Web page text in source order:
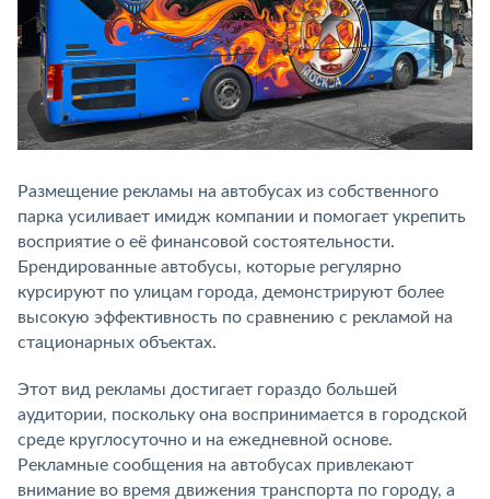
Размещение рекламы на автобусах из собственного
парка усиливает имидж компании и помогает укрепить
восприятие о её финансовой состоятельности.
Брендированные автобусы, которые регулярно
курсируют по улицам города, демонстрируют более
высокую эффективность по сравнению с рекламой на
стационарных объектах.
Этот вид рекламы достигает гораздо большей
аудитории, поскольку она воспринимается в городской
среде круглосуточно и на ежедневной основе.
Рекламные сообщения на автобусах привлекают
внимание во время движения транспорта по городу, а